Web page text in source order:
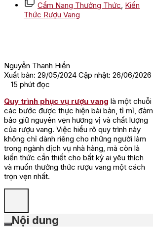
Cẩm Nang Thưởng Thức, Kiến
Thức Rượu Vang
Nguyễn Thanh Hiền
Xuất bản: 29/05/2024 Cập nhật: 26/06/2026
15 phút đọc
Quy trình phục vụ rượu vang là một chuỗi
các bước được thực hiện bài bản, tỉ mỉ, đảm
bảo giữ nguyên vẹn hương vị và chất lượng
của rượu vang. Việc hiểu rõ quy trình này
không chỉ dành riêng cho những người làm
trong ngành dịch vụ nhà hàng, mà còn là
kiến thức cần thiết cho bất kỳ ai yêu thích
và muốn thưởng thức rượu vang một cách
trọn vẹn nhất.
Nội dung